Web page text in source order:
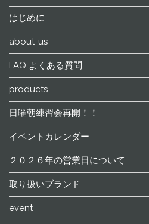
はじめに
about-us
FAQ よくある質問
products
日曜朝練習会再開！！
イベントカレンダー
２０２６年の営業日について
取り扱いブランド
event